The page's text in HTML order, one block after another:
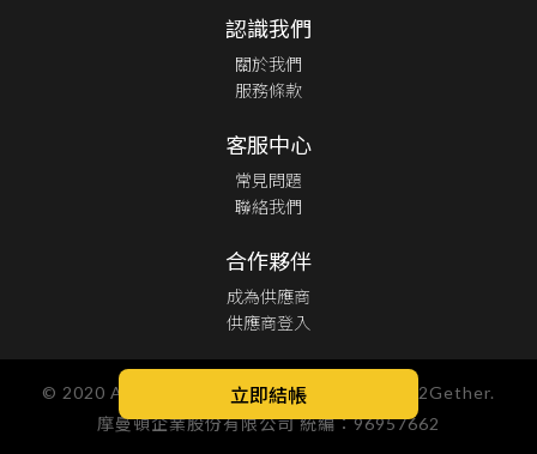
立即結帳
認識我們
關於我們
服務條款
客服中心
常見問題
聯絡我們
合作夥伴
成為供應商
供應商登入
© 2020 All Rights Reserved. Designed By O2Gether.
摩曼頓企業股份有限公司 統編：96957662